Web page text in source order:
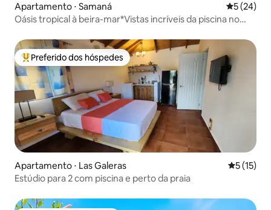
Apartamento ⋅ Samaná 5 de uma
5 (24)
Oásis tropical à beira-mar*Vistas incríveis da piscina no
Entre os melhores preferidos dos hóspedes
Preferido dos hóspedes
Apartamento ⋅ Las Galeras 5 de uma
5 (15)
Estúdio para 2 com piscina e perto da praia